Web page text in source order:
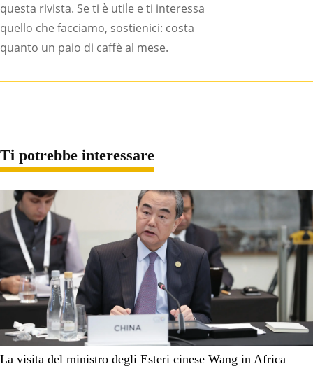
questa rivista. Se ti è utile e ti interessa
quello che facciamo, sostienici: costa
quanto un paio di caffè al mese.
Ti potrebbe interessare
La visita del ministro degli Esteri cinese Wang in Africa